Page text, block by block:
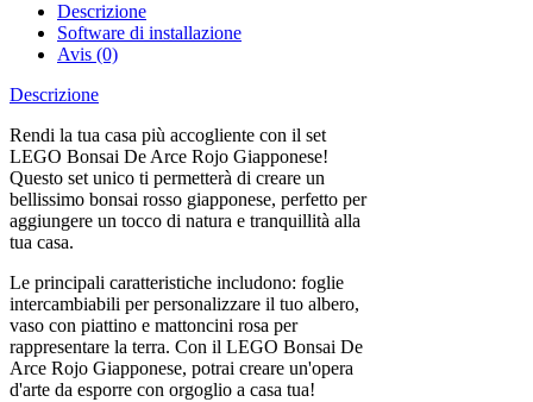
Descrizione
Software di installazione
Avis (0)
Descrizione
Rendi la tua casa più accogliente con il set
LEGO Bonsai De Arce Rojo Giapponese!
Questo set unico ti permetterà di creare un
bellissimo bonsai rosso giapponese, perfetto per
aggiungere un tocco di natura e tranquillità alla
tua casa.
Le principali caratteristiche includono: foglie
intercambiabili per personalizzare il tuo albero,
vaso con piattino e mattoncini rosa per
rappresentare la terra. Con il LEGO Bonsai De
Arce Rojo Giapponese, potrai creare un'opera
d'arte da esporre con orgoglio a casa tua!